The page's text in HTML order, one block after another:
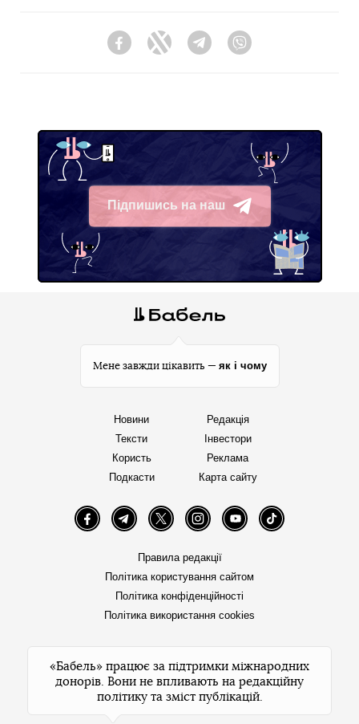
FacebookTwitter Telegram
Підпишись на наш
Telegram
Мене завжди цікавить — як і чому
Новини
Тексти
Користь
Подкасти
Редакція
Інвестори
Реклама
Карта сайту
FacebookTelegramTwitter InstagramYouTube TikTok
Правила редакції
Політика користування сайтом
Політика конфіденційності
Політика використання cookies
«Бабель» працює за підтримки міжнародних
донорів. Вони не впливають на редакційну
політику та зміст публікацій.